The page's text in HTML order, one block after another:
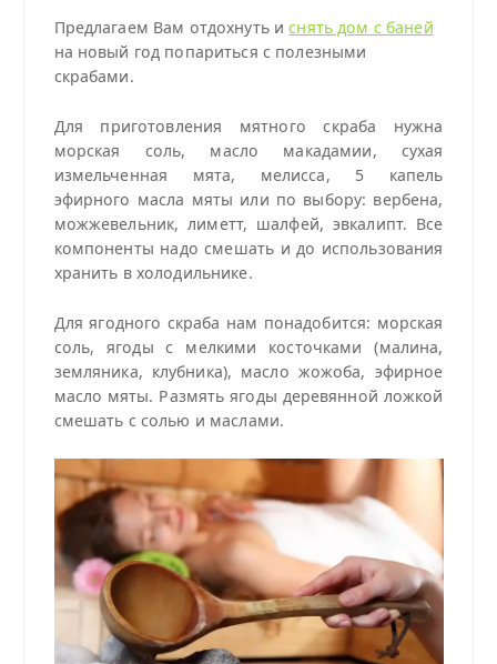
Предлагаем Вам отдохнуть иснять дом с баней
на новый год попариться с полезными
скрабами.
Для приготовления мятного скраба нужна
морская соль, масло макадамии, сухая
измельченная мята, мелисса, 5 капель
эфирного масла мяты или по выбору: вербена,
можжевельник, лиметт, шалфей, эвкалипт. Все
компоненты надо смешать и до использования
хранить в холодильнике.
Для ягодного скраба нам понадобится: морская
соль, ягоды с мелкими косточками (малина,
земляника, клубника), масло жожоба, эфирное
масло мяты. Размять ягоды деревянной ложкой
смешать с солью и маслами.